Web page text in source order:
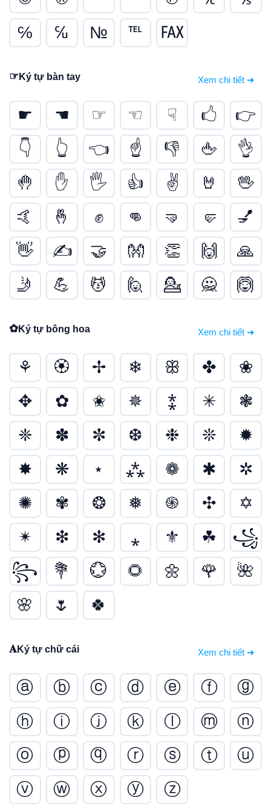
℅
℆ № ℡ ℻
☞Ký tự bàn tay Xem chi tiết ➜
☛ ☚ ☞ ☜ ☟ 🖒
👉
👇
👆 👈 ☝ 👎 🖕
👌
🤚
✋ 🖐 👍 ✌ 🤘
🖖
🤙
🤞 ✊ 👊 🤜 🤛
💅
👋
✍ 🤝 👐 👏 🙌
🙏
🤳
💪 💆 🙋 💁 🙅 🙆
✿Ký tự bông hoa Xem chi tiết ➜
⚘ 🏵 ✢ ❄ ꕥ ✤
❀
✥
✿ ✬ ✵ ⁑ ✳
❃
❈
✽ ✼ ❆ ❉ ❊
✹
✸
❋ ⋆ ⁂ ❁ ✱
✲
✺
✾ ❂ ❅ ֍ ✣
✡
✴
❇ ✻ ⁎ ⚜ ☘
꧁
꧂
💐 💮 🌻 🌼 🌹
🌺
🌸
🌷 🍀
𝐀Ký tự chữ cái Xem chi tiết ➜
ⓐ ⓑ ⓒ ⓓ ⓔ ⓕ
ⓖ
ⓗ
ⓘ ⓙ ⓚ ⓛ ⓜ
ⓝ
ⓞ
ⓟ ⓠ ⓡ ⓢ ⓣ
ⓤ
ⓥ
ⓦ ⓧ ⓨ ⓩ